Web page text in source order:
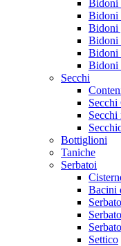
Bidoni
Bidoni
Bidoni
Bidoni
Bidoni
Bidoni
Secchi
Secchi
Bottiglioni
Taniche
Serbatoi
Bacini
Settico